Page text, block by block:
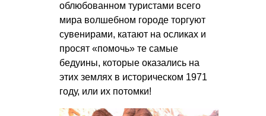
облюбованном туристами всего
мира волшебном городе торгуют
сувенирами, катают на осликах и
просят «помочь» те самые
бедуины, которые оказались на
этих землях в историческом 1971
году, или их потомки!